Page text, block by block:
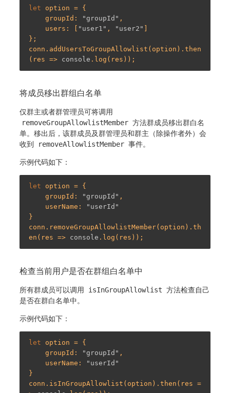
let option = {
    groupId:
"groupId" ,
    users: [
"user1" , "user2"
};
conn.addUsersToGroupAllowlist(option).then
(res => console
将成员移出群组白名单
仅群主或者群管理员可将调用
removeGroupAllowlistMember 方法群成员移出群白名
单。移出后，该群成员及群管理员和群主（除操作者外）会
收到
removeAllowlistMember 事件。
示例代码如下：
let option = {
    groupId:
"groupId" ,
    userName:
"userId"
}
conn.removeGroupAllowlistMember(option).th
en(res => console
检查当前用户是否在群组白名单中
所有群成员可以调用 isInGroupAllowlist 方法检查自己
是否在群白名单中。
示例代码如下：
let option = {
    groupId:
"groupId" ,
    userName:
"userId"
}
conn.isInGroupAllowlist(option).then(res =